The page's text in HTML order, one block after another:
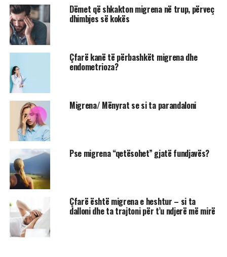
Dëmet që shkakton migrena në trup, përveç
dhimbjes së kokës
Çfarë kanë të përbashkët migrena dhe
endometrioza?
Migrena/ Mënyrat se si ta parandaloni
Pse migrena “qetësohet” gjatë fundjavës?
Çfarë është migrena e heshtur – si ta
dalloni dhe ta trajtoni për t’u ndjerë më mirë